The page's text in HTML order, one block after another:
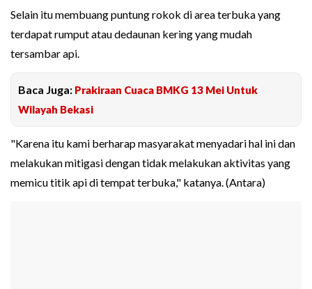
Selain itu membuang puntung rokok di area terbuka yang
terdapat rumput atau dedaunan kering yang mudah
tersambar api.
Baca Juga: Prakiraan Cuaca BMKG 13 Mei Untuk
Wilayah Bekasi
"Karena itu kami berharap masyarakat menyadari hal ini dan
melakukan mitigasi dengan tidak melakukan aktivitas yang
memicu titik api di tempat terbuka," katanya. (Antara)